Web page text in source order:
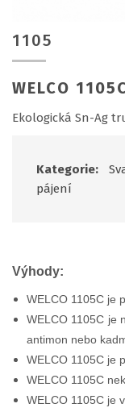
1105
WELCO
Ekologická Sn-Ag
Kategorie:
pájení
Výhody:
WELCO 1105C je
WELCO 1105C je
antimon nebo
WELCO 1105C je
WELCO 1105C
WELCO 1105C je